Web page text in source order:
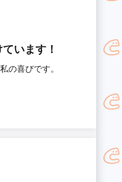
います！
の喜びです。